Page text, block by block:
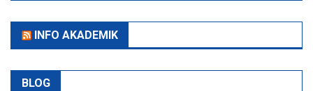
INFO AKADEMIK
BLOG